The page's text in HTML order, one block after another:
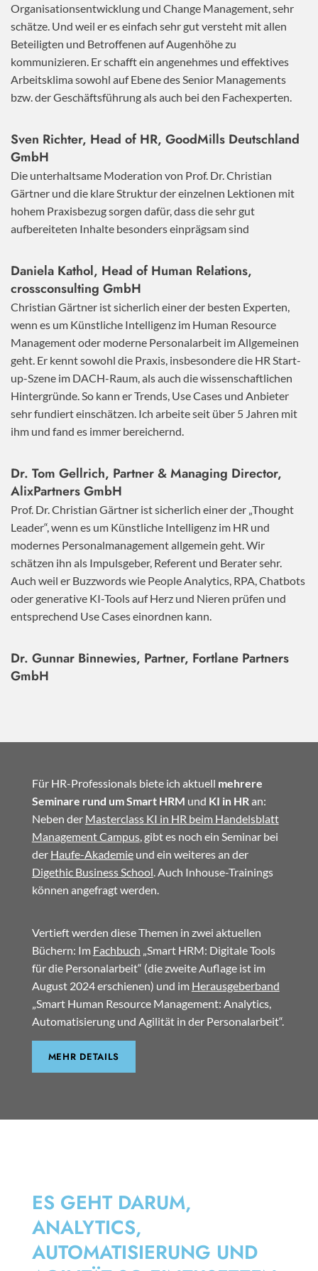
Organisationsentwicklung und Change Management, sehr
schätze. Und weil er es einfach sehr gut versteht mit allen
Beteiligten und Betroffenen auf Augenhöhe zu
kommunizieren. Er schafft ein angenehmes und effektives
Arbeitsklima sowohl auf Ebene des Senior Managements
bzw. der Geschäftsführung als auch bei den Fachexperten.
Sven Richter, Head of HR, GoodMills Deutschland
GmbH
Die unterhaltsame Moderation von Prof. Dr. Christian
Gärtner und die klare Struktur der einzelnen Lektionen mit
hohem Praxisbezug sorgen dafür, dass die sehr gut
aufbereiteten Inhalte besonders einprägsam sind
Daniela Kathol, Head of Human Relations,
crossconsulting GmbH
Christian Gärtner ist sicherlich einer der besten Experten,
wenn es um Künstliche Intelligenz im Human Resource
Management oder moderne Personalarbeit im Allgemeinen
geht. Er kennt sowohl die Praxis, insbesondere die HR Start-
up-Szene im DACH-Raum, als auch die wissenschaftlichen
Hintergründe. So kann er Trends, Use Cases und Anbieter
sehr fundiert einschätzen. Ich arbeite seit über 5 Jahren mit
ihm und fand es immer bereichernd.
Dr. Tom Gellrich, Partner & Managing Director,
AlixPartners GmbH
Prof. Dr. Christian Gärtner ist sicherlich einer der „Thought
Leader“, wenn es um Künstliche Intelligenz im HR und
modernes Personalmanagement allgemein geht. Wir
schätzen ihn als Impulsgeber, Referent und Berater sehr.
Auch weil er Buzzwords wie People Analytics, RPA, Chatbots
oder generative KI-Tools auf Herz und Nieren prüfen und
entsprechend Use Cases einordnen kann.
Dr. Gunnar Binnewies, Partner, Fortlane Partners
GmbH
Für HR-Professionals biete ich aktuell mehrere
Seminare rund um Smart HRM und KI in HR an:
Neben der Masterclass KI in HR beim Handelsblatt
Management Campus, gibt es noch ein Seminar bei
der Haufe-Akademieund ein weiteres an der
Digethic Business School . Auch Inhouse-Trainings
können angefragt werden.
Vertieft werden diese Themen in zwei aktuellen
Büchern: Im Fachbuch „Smart HRM: Digitale Tools
für die Personalarbeit“ (die zweite Auflage ist im
August 2024 erschienen) und im Herausgeberband
„Smart Human Resource Management: Analytics,
Automatisierung und Agilität in der Personalarbeit“.
MEHR DETAILS
ES GEHT DARUM,
ANALYTICS,
AUTOMATISIERUNG UND